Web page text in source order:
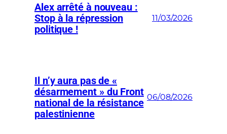
Alex arrêté à nouveau :
Stop à la répression
politique !
11/03/2026
Il n’y aura pas de «
désarmement » du Front
national de la résistance
palestinienne
06/08/2026